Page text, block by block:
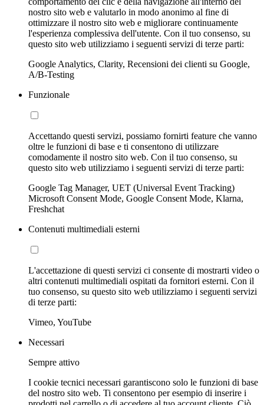
nostro sito web e valutarlo in modo anonimo al fine di
ottimizzare il nostro sito web e migliorare continuamente
l'esperienza complessiva dell'utente. Con il tuo consenso, su
questo sito web utilizziamo i seguenti servizi di terze parti:
Google Analytics, Clarity, Recensioni dei clienti su Google,
A/B-Testing
Funzionale
Accettando questi servizi, possiamo fornirti feature che vanno
oltre le funzioni di base e ti consentono di utilizzare
comodamente il nostro sito web. Con il tuo consenso, su
questo sito web utilizziamo i seguenti servizi di terze parti:
Google Tag Manager, UET (Universal Event Tracking)
Microsoft Consent Mode, Google Consent Mode, Klarna,
Freshchat
Contenuti multimediali esterni
L'accettazione di questi servizi ci consente di mostrarti video o
altri contenuti multimediali ospitati da fornitori esterni. Con il
tuo consenso, su questo sito web utilizziamo i seguenti servizi
di terze parti:
Vimeo, YouTube
Necessari
Sempre attivo
I cookie tecnici necessari garantiscono solo le funzioni di base
del nostro sito web. Ti consentono per esempio di inserire i